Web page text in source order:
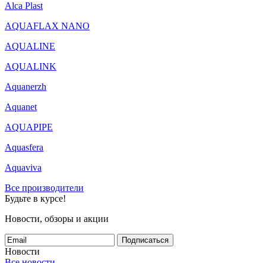
Alca Plast
AQUAFLAX NANO
AQUALINE
AQUALINK
Aquanerzh
Aquanet
AQUAPIPE
Aquasfera
Aquaviva
Все производители
Будьте в курсе!
Новости, обзоры и акции
Подписаться
Новости